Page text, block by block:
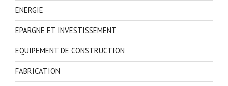
ENERGIE
EPARGNE ET INVESTISSEMENT
EQUIPEMENT DE CONSTRUCTION
FABRICATION